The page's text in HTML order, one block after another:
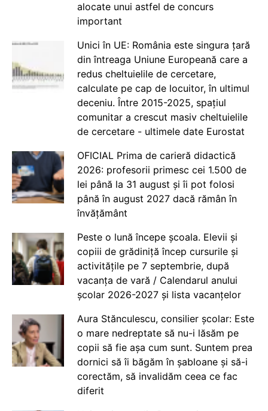
alocate unui astfel de concurs
important
Unici în UE: România este singura țară
din întreaga Uniune Europeană care a
redus cheltuielile de cercetare,
calculate pe cap de locuitor, în ultimul
deceniu. Între 2015-2025, spațiul
comunitar a crescut masiv cheltuielile
de cercetare - ultimele date Eurostat
OFICIAL Prima de carieră didactică
2026: profesorii primesc cei 1.500 de
lei până la 31 august și îi pot folosi
până în august 2027 dacă rămân în
învățământ
Peste o lună începe școala. Elevii și
copiii de grădiniță încep cursurile și
activitățile pe 7 septembrie, după
vacanța de vară / Calendarul anului
școlar 2026-2027 și lista vacanțelor
Aura Stănculescu, consilier școlar: Este
o mare nedreptate să nu-i lăsăm pe
copii să fie așa cum sunt. Suntem prea
dornici să îi băgăm în șabloane și să-i
corectăm, să invalidăm ceea ce fac
diferit